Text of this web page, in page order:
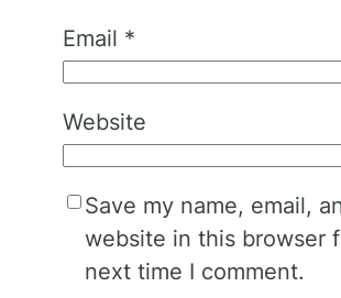
Email *
Website
Save my name, email,
website in this browser
next time I comment.